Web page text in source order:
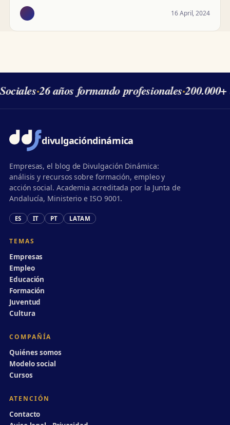
16 April, 2024
·26 años formando profesionales·200.000+
divulgacióndinámica
Empresas, el blog de Divulgación Dinámica:
análisis y recursos sobre formación, empleo y
acción social. Academia acreditada por la Junta de
Andalucía, Ministerio e ISO 9001.
ES IT PT LATAM
TEMAS
Empresas
Empleo
Educación
Formación
Juventud
Cultura
COMPAÑÍA
Quiénes somos
Modelo social
Cursos
ATENCIÓN
Contacto